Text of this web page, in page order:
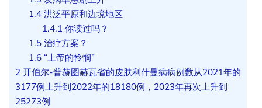
1.4洪泛平原和边境地区
1.4.1 你读过吗？
1.5治疗方案？
1.6“上帝的怜悯”
2 开伯尔-普赫图赫瓦省的皮肤利什曼病病例数从2021年的
3177例上升到2022年的18180例，2023年再次上升到
25273例